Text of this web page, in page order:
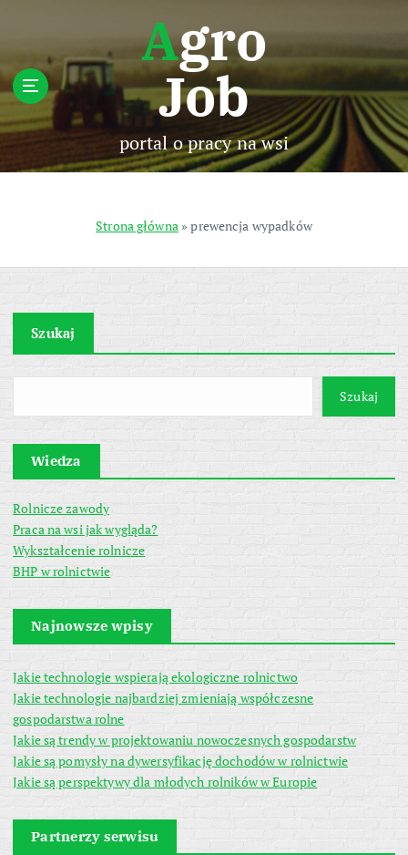
p
t
c
n
Agro
Job
portal o pracy na wsi
Strona główna»prewencja wypadków
Szukaj
Szukaj
Wiedza
Rolnicze zawody
Praca na wsi jak wygląda?
Wykształcenie rolnicze
BHP w rolnictwie
Najnowsze wpisy
Jakie technologie wspierają ekologiczne rolnictwo
Jakie technologie najbardziej zmieniają współczesne
gospodarstwa rolne
Jakie są trendy w projektowaniu nowoczesnych gospodarstw
Jakie są pomysły na dywersyfikację dochodów w rolnictwie
Jakie są perspektywy dla młodych rolników w Europie
Partnerzy serwisu